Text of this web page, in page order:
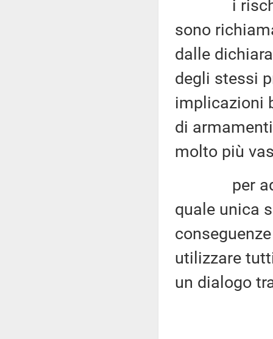
i
sono
dalle
degli stessi
implicazioni
di
molto più
per
quale unica
utilizzare
un dialogo